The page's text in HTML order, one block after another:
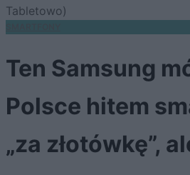
Tabletowo)
Ten Samsung
Polsce hitem
„za złotówkę”,